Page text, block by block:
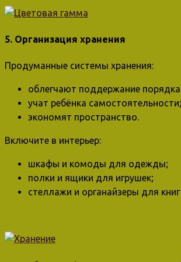
5. Организация хранения
Продуманные системы хранения:
облегчают поддержание
учат ребёнка самостоятельности;
экономят пространство.
Включите в интерьер:
шкафы и комоды для одежды;
полки и ящики для игрушек;
стеллажи и органайзеры для